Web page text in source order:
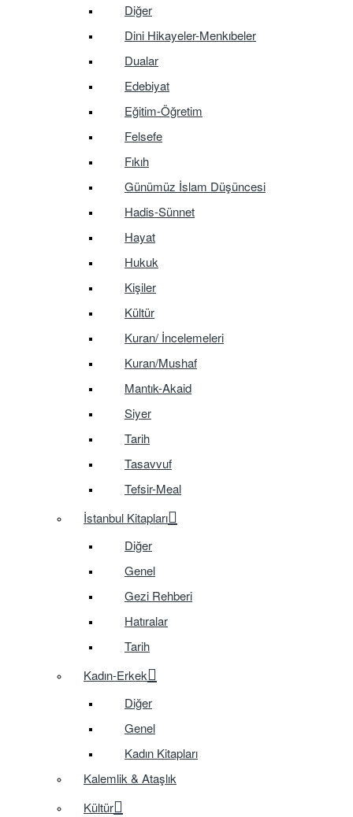
Diğer
Dini Hikayeler-Menkıbeler
Dualar
Edebiyat
Eğitim-Öğretim
Felsefe
Fıkıh
Günümüz İslam Düşüncesi
Hadis-Sünnet
Hayat
Hukuk
Kişiler
Kültür
Kuran/ İncelemeleri
Kuran/Mushaf
Mantık-Akaid
Siyer
Tarih
Tasavvuf
Tefsir-Meal
İstanbul Kitapları
Diğer
Genel
Gezi Rehberi
Hatıralar
Tarih
Kadın-Erkek
Diğer
Genel
Kadın Kitapları
Kalemlik & Ataşlık
Kültür